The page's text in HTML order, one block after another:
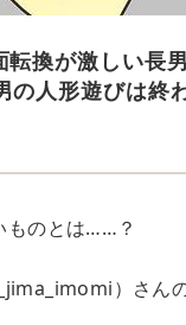
転換が激しい長
人形遊びは終
ものとは……？
）さん